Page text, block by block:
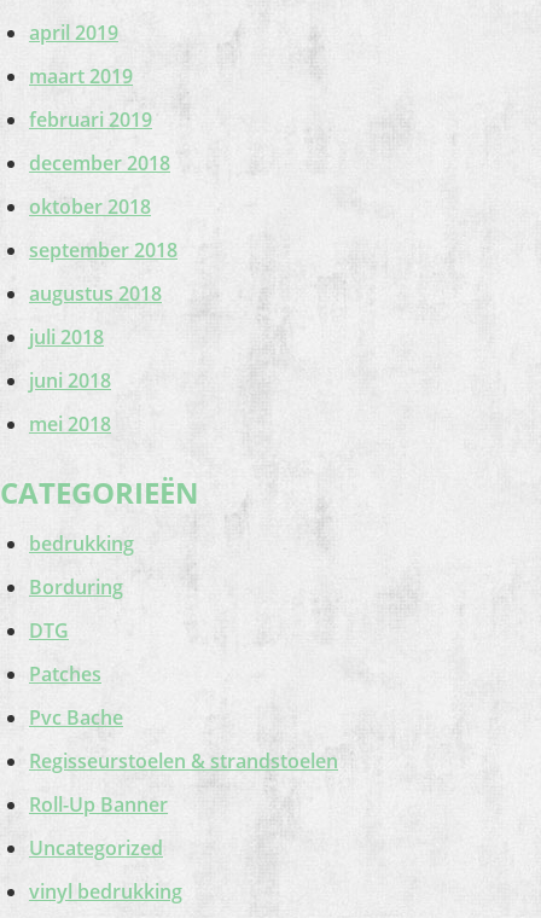
april 2019
maart 2019
februari 2019
december 2018
oktober 2018
september 2018
augustus 2018
juli 2018
juni 2018
mei 2018
CATEGORIEËN
bedrukking
Borduring
DTG
Patches
Pvc Bache
Regisseurstoelen & strandstoelen
Roll-Up Banner
Uncategorized
vinyl bedrukking